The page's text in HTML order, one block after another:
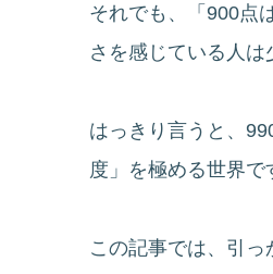
それでも、「900点
さを感じている人は
はっきり言うと、
度」を極める世界で
この記事では、引